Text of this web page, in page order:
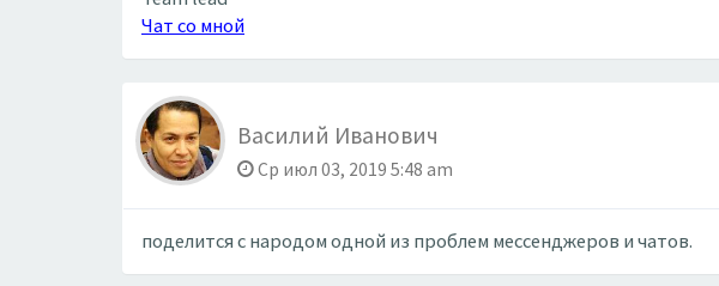
Чат со мной
Василий Иванович
Ср июл 03, 2019 5:48 am
поделится с народом одной из проблем мессенджеров и чатов.